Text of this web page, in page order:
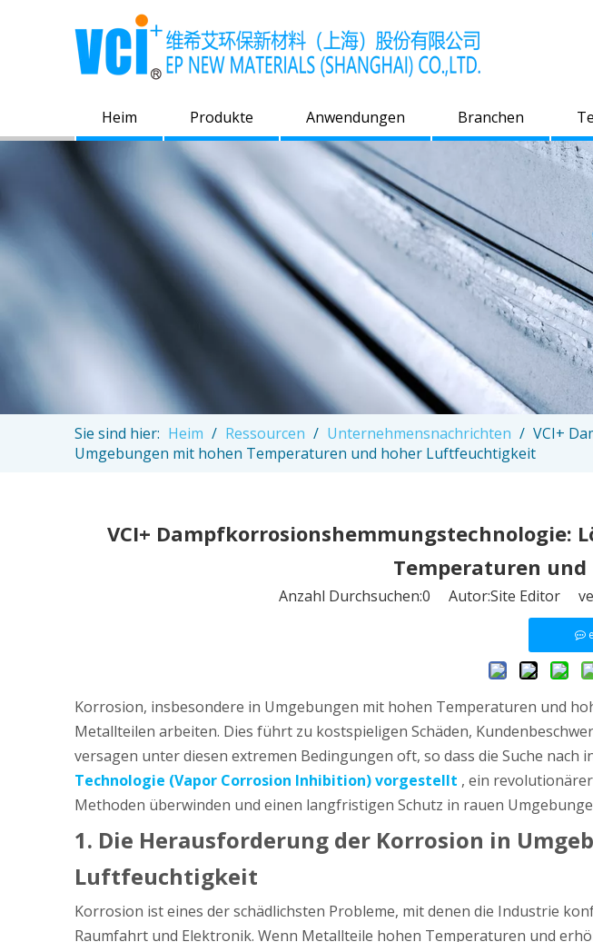
Heim Produkte Anwendungen Branchen
Sie sind hier: Heim / Ressourcen / Unternehmensnachrichten / VCI+
Umgebungen mit hohen Temperaturen und hoher Luftfeuchtigkeit
VCI+ Dampfkorrosionshemmungstechnologie:
Temperaturen
Anzahl Durchsuchen:0 Autor:Site Editor
Korrosion, insbesondere in Umgebungen mit hohen Temperaturen und
Metallteilen arbeiten. Dies führt zu kostspieligen Schäden,
versagen unter diesen extremen Bedingungen oft, so dass die Suche
Technologie (Vapor Corrosion Inhibition) vorgestellt , ein
Methoden überwinden und einen langfristigen Schutz in rauen
1. Die Herausforderung der Korrosion in
Luftfeuchtigkeit
Korrosion ist eines der schädlichsten Probleme, mit denen die Industrie
Raumfahrt und Elektronik. Wenn Metallteile hohen Temperaturen und